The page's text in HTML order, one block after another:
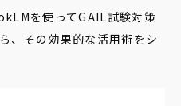
を使ってGAIL試験対策
、その効果的な活用術をシ